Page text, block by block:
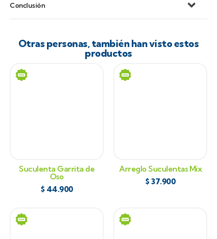
Conclusión
Otras personas, también han visto estos
productos
Suculenta Garrita de
Oso
$ 44.900
Arreglo Suculentas Mix
$ 37.900